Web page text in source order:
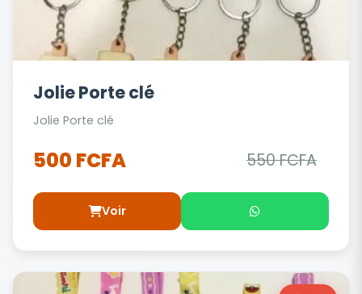
Jolie Porte clé
Jolie Porte clé
500 FCFA 550 FCFA
Voir